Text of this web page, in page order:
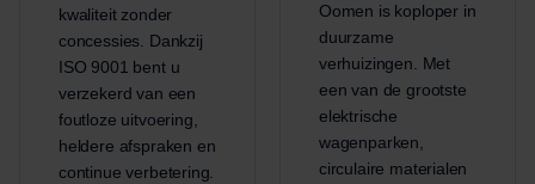
kwaliteit zonder
concessies. Dankzij
ISO 9001 bent u
verzekerd van een
foutloze uitvoering,
heldere afspraken en
continue verbetering.
Oomen is koploper in
duurzame
verhuizingen. Met
een van de grootste
elektrische
wagenparken,
circulaire materialen